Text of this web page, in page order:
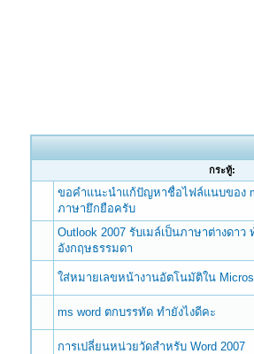
กระทู้:
ขอคำแนะนำแก้ปัญหาชื่อไฟล์แนบของ
ภาษายึกยือครับ
Outlook 2007 รับเมล์เป็นภาษาต่างดา
อังกฤษธรรมดา
ใส่หมายเลขหน้างานอัตโนมัติใน
ms word ตกบรรทัด ทำยังไงดีคะ
การเปลี่ยนหน่วยวัดสำหรับ Word 2007